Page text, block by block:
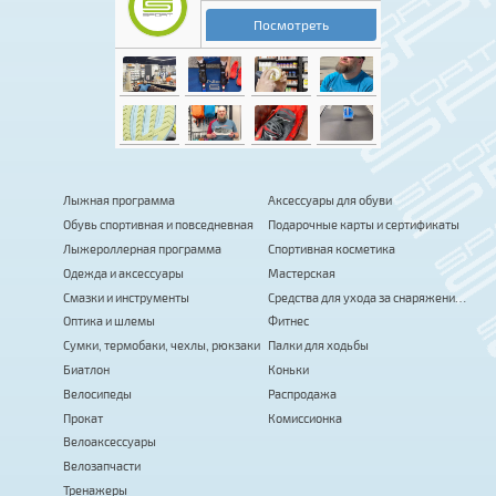
Лыжная программа
Обувь спортивная и повседневная
Лыжероллерная программа
Одежда и аксессуары
Смазки и инструменты
Оптика и шлемы
Сумки, термобаки, чехлы, рюкзаки
Биатлон
Велосипеды
Прокат
Велоаксессуары
Велозапчасти
Тренажеры
Аксессуары для обуви
Подарочные карты и сертификаты
Спортивная косметика
Мастерская
Средства для ухода за снаряжением
Фитнес
Палки для ходьбы
Коньки
Распродажа
Комиссионка